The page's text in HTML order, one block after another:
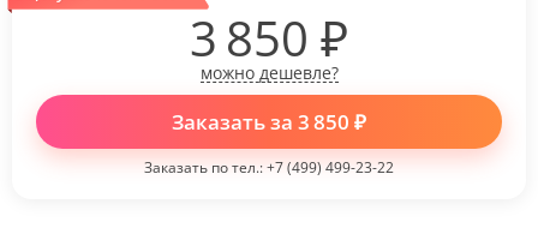
3 850 ₽
можно дешевле?
Заказать за 3 850 ₽
Заказать по тел.:+7 (499) 499-23-22